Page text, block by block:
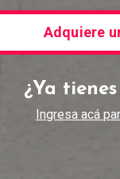
Adquiere
¿Ya
Ingresa acá